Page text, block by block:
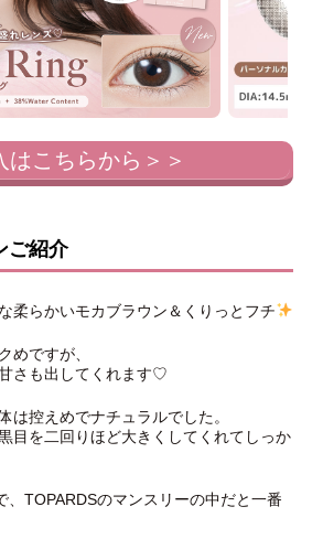
はこちらから＞＞
ご紹介
柔らかいモカブラウン＆くりっとフチ
めですが、
さも出してくれます♡
は控えめでナチュラルでした。
目を二回りほど大きくしてくれてしっか
、TOPARDSのマンスリーの中だと一番